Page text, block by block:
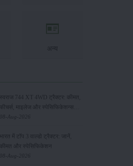
अन्य
स्वराज 744 XT 4WD ट्रैक्टर: कीमत,
फीचर्स, माइलेज और स्पेसिफिकेशन्स
2026
08-Aug-2026
भारत में टॉप 3 वाल्डो ट्रैक्टर: जानें,
कीमत और स्पेसिफिकेशन
08-Aug-2026